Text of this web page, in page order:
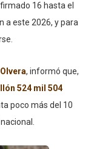
16 hasta el
a este 2026, y para
, informó que,
524 mil 504
poco más del 10